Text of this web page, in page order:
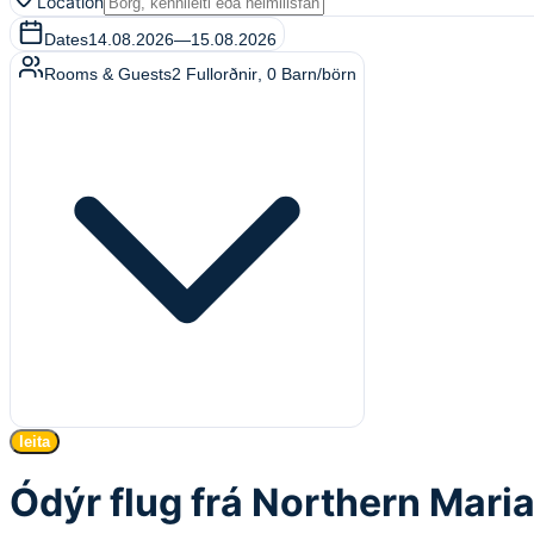
Dates14.08.2026—15.08.2026
Rooms & Guests2 Fullorðnir 0 Barn/börn
leita
Ódýr flug frá Northern